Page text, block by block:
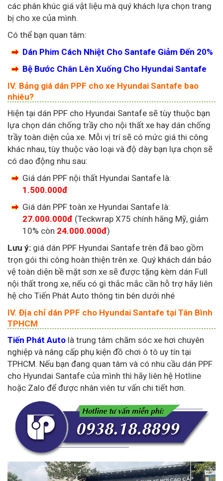
các phân khúc giá vật liệu mà quý khách lựa chọn trang
bị cho xe của mình.
Có thể bạn quan tâm:
Dán Phim Cách Nhiệt Cho Santafe Giảm Đến 20%
Bệ Bước Chân Lên Xuống Cho Hyundai Santafe
IV. Bảng giá dán PPF cho xe Hyundai Santafe bao
nhiêu?
Hiện tại dán PPF cho Hyundai Santafe sẽ tùy thuộc bạn
lựa chọn dán chống trầy cho nội thất xe hay dán chống
trầy toàn diện của xe. Mỗi vị trí sẽ có mức giá thi công
khác nhau, tùy thuộc vào loại và độ dày bạn lựa chọn sẽ
có dao động nhu sau:
Giá dán PPF nội thất Hyundai Santafe là:
1.500.000đ
Giá dán PPF toàn xe Hyundai Santafe là:
27.000.000đ (Teckwrap X75 chính hãng Mỹ, giảm
10% còn 24.000.000đ)
Lưu ý: giá dán PPF Hyundai Santafe trên đã bao gồm
trọn gói thi công hoàn thiện trên xe. Quý khách dán bảo
vệ toàn diện bề mặt sơn xe sẽ được tặng kèm dán Full
nội thất trong xe, nếu có gì thắc mắc cần hỗ trợ hãy liên
hệ cho Tiến Phát Auto thông tin bên dưới nhé
IV. Địa chỉ dán PPF cho Hyundai Santafe tại Tân Bình
TPHCM
Tiến Phát Auto là trung tâm chăm sóc xe hơi chuyên
nghiệp và nâng cấp phụ kiện đồ chơi ô tô uy tín tại
TPHCM. Nếu bạn đang quan tâm và có nhu cầu dán PPF
cho Hyundai Santafe của mình thì hãy liên hệ Hotline
hoặc Zalo để được nhân viên tư vấn chi tiết hơn.